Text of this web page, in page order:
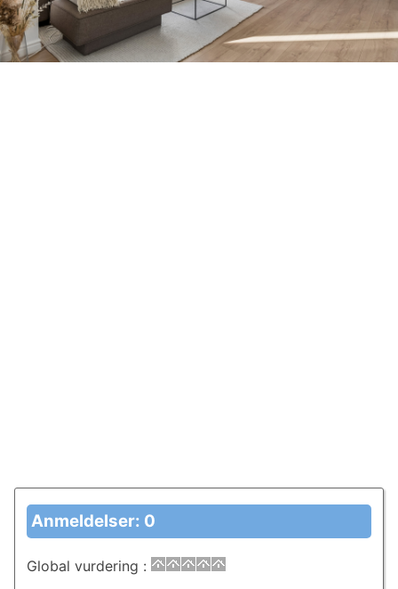
Anmeldelser: 0
Global vurdering :